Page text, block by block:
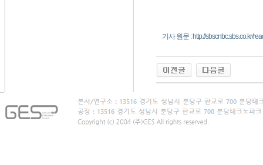
기사 원문 : http://sbscnbc.sbs.co.kr/